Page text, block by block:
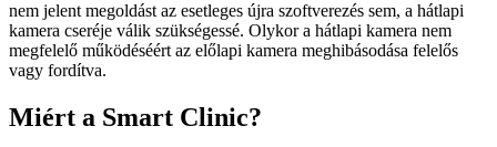
nem jelent megoldást az esetleges újra szoftverezés sem, a hátlapi
kamera cseréje válik szükségessé. Olykor a hátlapi kamera nem
megfelelő működéséért az előlapi kamera meghibásodása felelős
vagy fordítva.
Miért a Smart Clinic?